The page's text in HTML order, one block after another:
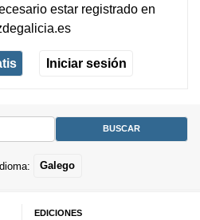
estar registradoen
Iniciar sesión
Galego
EDICIONES